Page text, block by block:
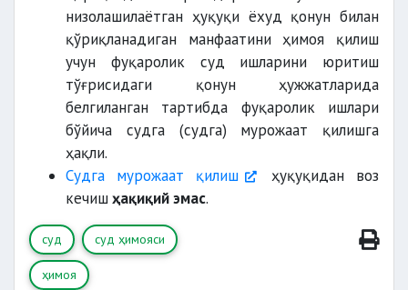
низолашилаётган ҳуқуқи ёхуд қонун билан
қўриқланадиган манфаатини ҳимоя қилиш
учун фуқаролик суд ишларини юритиш
тўғрисидаги қонун ҳужжатларида
белгиланган тартибда фуқаролик ишлари
бўйича судга (судга) мурожаат қилишга
ҳақли.
Судга мурожаат қилиш
ҳуқуқидан воз
кечишҳақиқий эмас.
суд суд ҳимояси
ҳимоя